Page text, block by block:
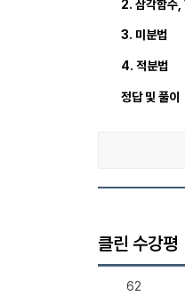
2. 삼각함수,
3. 미분법
4. 적분법
정답 및 풀이
클린 수강평
62